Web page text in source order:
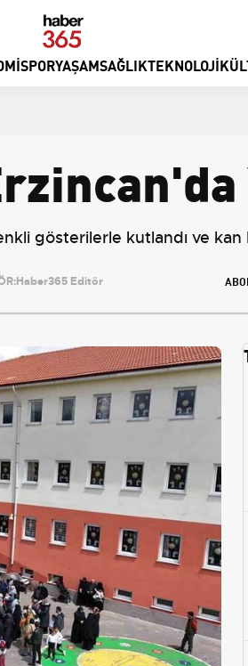
SPORYAŞAMSAĞLIKTEKNOLOJI
gösterilerle kutlandı ve kan
Haber365 Editör